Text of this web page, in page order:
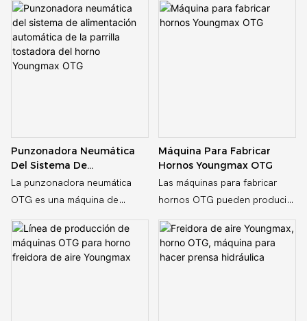
Punzonadora Neumática
Del Sistema De
Alimentación Automática
De La Parrilla Tostadora
Del Horno Youngmax OTG
La punzonadora neumática
OTG es una máquina de
procesamiento de metales
personalizada especialmente
para la producción de OTG
Máquina Para Fabricar
Hornos Youngmax OTG
Las máquinas para fabricar
hornos OTG pueden producir
diferentes tipos de
freidoras/hornos